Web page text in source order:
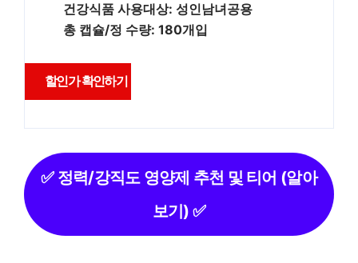
건강식품 사용대상: 성인남녀공용
총 캡슐/정 수량: 180개입
할인가 확인하기
✅ 정력/강직도 영양제 추천 및 티어 (알아
보기) ✅